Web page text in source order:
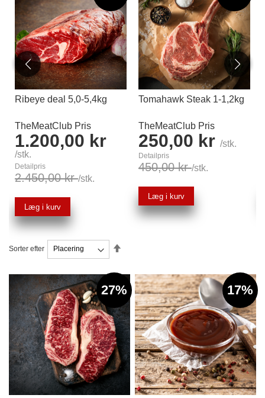
Ribeye deal 5,0-5,4kg
TheMeatClub Pris
1.200,00 kr
/stk.
Detailpris
2.450,00 kr/stk.
Læg i kurv
Tomahawk Steak 1-1,2kg
TheMeatClub Pris
250,00 kr /stk.
Detailpris
450,00 kr/stk.
Læg i kurv
Sorter efter
27% 17%